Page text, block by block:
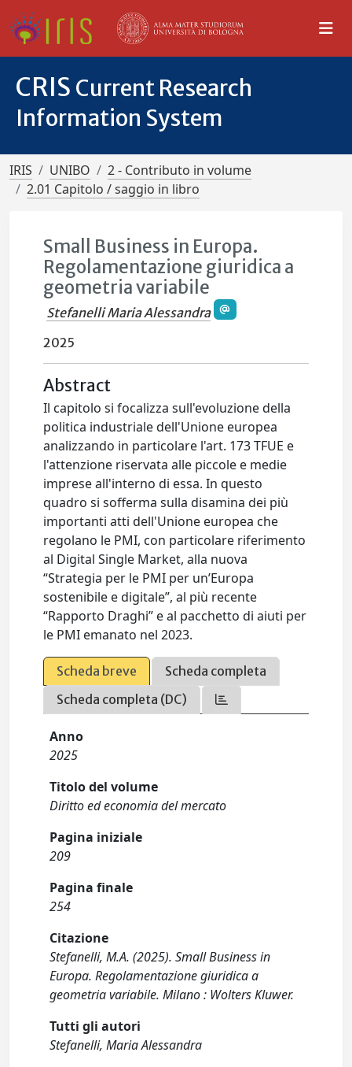
CRIS Current Research
Information System
IRIS UNIBO
2 - Contributo in volume
2.01 Capitolo / saggio in libro
Small Business in Europa.
Regolamentazione giuridica a
geometria variabile
Stefanelli Maria Alessandra
2025
Abstract
Il capitolo si focalizza sull'evoluzione della
politica industriale dell'Unione europea
analizzando in particolare l'art. 173 TFUE e
l'attenzione riservata alle piccole e medie
imprese all'interno di essa. In questo
quadro si sofferma sulla disamina dei più
importanti atti dell'Unione europea che
regolano le PMI, con particolare riferimento
al Digital Single Market, alla nuova
“Strategia per le PMI per un’Europa
sostenibile e digitale”, al più recente
“Rapporto Draghi” e al pacchetto di aiuti per
le PMI emanato nel 2023.
Scheda breve
Scheda completa
Scheda completa (DC)
Anno
2025
Titolo del volume
Diritto ed economia del mercato
Pagina iniziale
209
Pagina finale
254
Citazione
Stefanelli, M.A. (2025). Small Business in
Europa. Regolamentazione giuridica a
geometria variabile. Milano : Wolters Kluwer.
Tutti gli autori
Stefanelli, Maria Alessandra